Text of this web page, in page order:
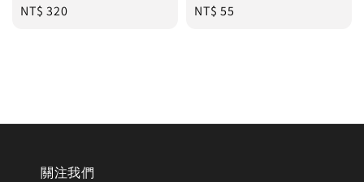
Regular
NT$ 320
Regular
NT$ 55
關注我們